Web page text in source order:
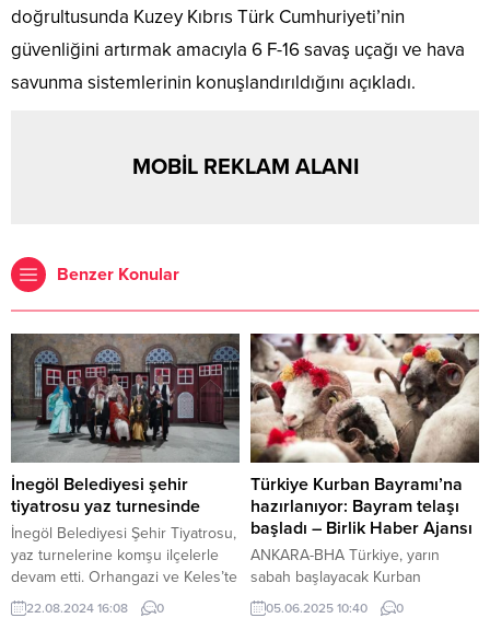
doğrultusunda Kuzey Kıbrıs Türk Cumhuriyeti’nin
güvenliğini artırmak amacıyla 6 F-16 savaş uçağı ve hava
savunma sistemlerinin konuşlandırıldığını açıkladı.
MOBİL REKLAM ALANI
Benzer Konular
İnegöl Belediyesi şehir
tiyatrosu yaz turnesinde
İnegöl Belediyesi Şehir Tiyatrosu,
yaz turnelerine komşu ilçelerle
devam etti. Orhangazi ve Keles’te
yapılan programlarda Ayyar
22.08.2024 16:08 0
Türkiye Kurban Bayramı’na
hazırlanıyor: Bayram telaşı
başladı – Birlik Haber Ajansı
ANKARA-BHA Türkiye, yarın
sabah başlayacak Kurban
Bayramı’na hazırlanıyor. Bayram
05.06.2025 10:40 0